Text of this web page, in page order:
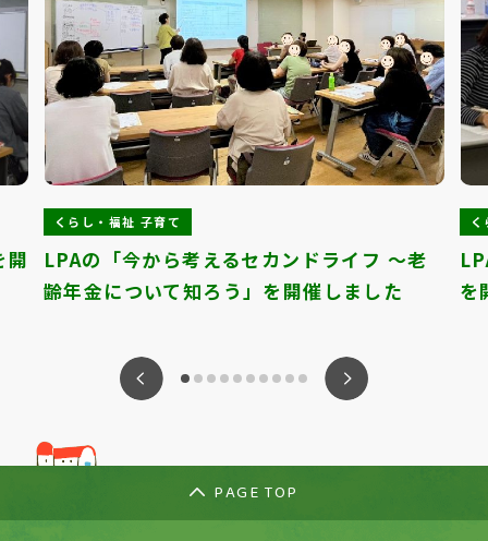
開
くらし・福祉 子育て
LPAの「今から考えるセカンドライフ ～老
齢年金について知ろう」を開催しました
を
PAGE TOP